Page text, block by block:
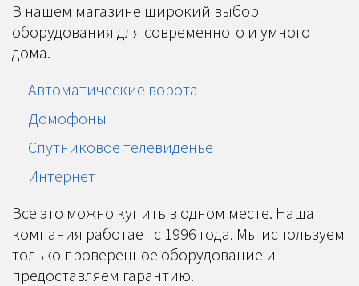
В нашем магазине широкий выбор
оборудования для современного и умного
дома.
Автоматические ворота
Домофоны
Спутниковое телевиденье
Интернет
Все это можно купить в одном месте. Наша
компания работает с 1996 года. Мы используем
только проверенное оборудование и
предоставляем гарантию.